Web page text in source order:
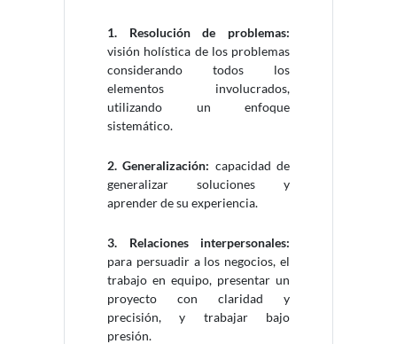
1. Resolución de problemas:
visión holística de los problemas
considerando todos los
elementos involucrados,
utilizando un enfoque
sistemático.
2. Generalización: capacidad de
generalizar soluciones y
aprender de su experiencia.
3. Relaciones interpersonales:
para persuadir a los negocios, el
trabajo en equipo, presentar un
proyecto con claridad y
precisión, y trabajar bajo
presión.